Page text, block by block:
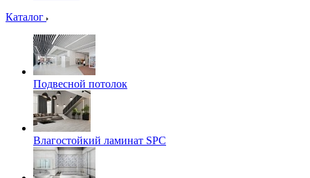
Каталог
Подвесной потолок
Влагостойкий ламинат SPC